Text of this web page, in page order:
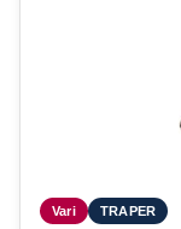
Vari TRAPER